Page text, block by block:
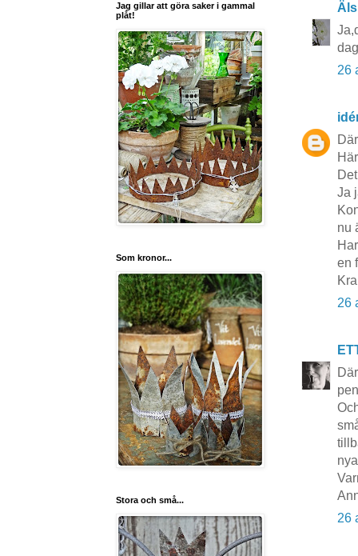
26
Ja
nu
en
26
26
Jag gillar att göra saker i gammal
plåt!
Som kronor...
Stora och små...